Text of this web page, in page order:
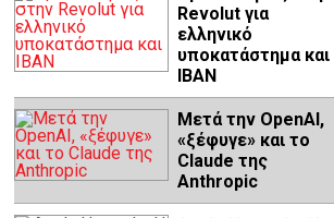
Revolut για
ελληνικό
υποκατάστημα και
IBAN
Μετά την OpenAI,
«ξέφυγε» και το
Claude της
Anthropic